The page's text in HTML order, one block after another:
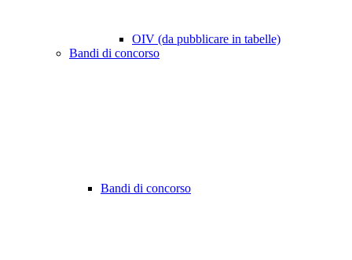
OIV (da pubblicare in tabelle)
Bandi di concorso
Bandi di concorso